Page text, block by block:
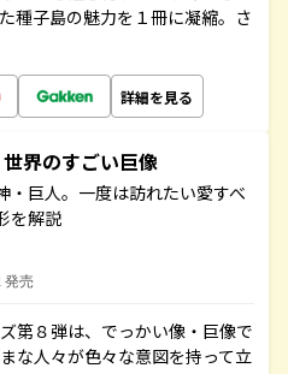
種子島の魅力を１冊に凝縮。さ
詳細を見る
界のすごい巨像
・巨人。一度は訪れたい愛すべ
を解説
発売
第８弾は、でっかい像・巨像で
な人々が色々な意図を持って立